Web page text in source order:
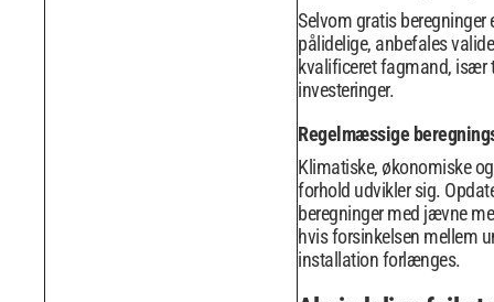
Selvom gratis beregninger
pålidelige, anbefales
kvalificeret fagmand, især
investeringer.
Regelmæssige
Klimatiske, økonomiske
forhold udvikler sig.
beregninger med jævne
hvis forsinkelsen mellem
installation forlænges.